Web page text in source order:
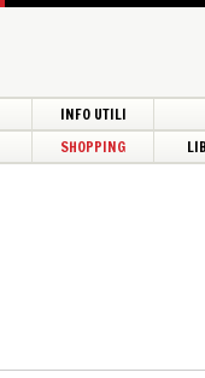
INFO UTILI
SHOPPING